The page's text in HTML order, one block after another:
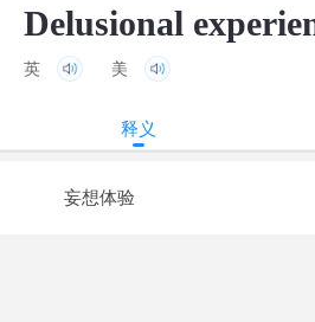
Delusional
英 美
释义
妄想体验